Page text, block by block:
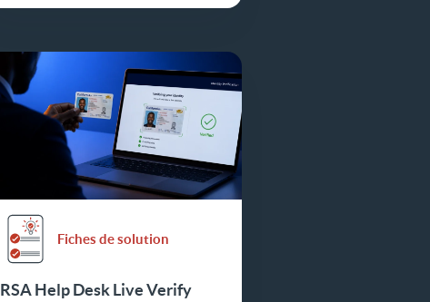
Fiches de solution
RSA Help Desk Live Verify